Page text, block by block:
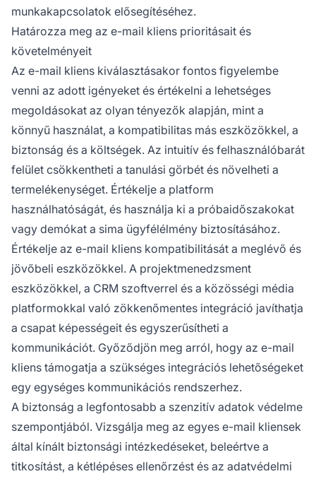
munkakapcsolatok elősegítéséhez.
Határozza meg az e-mail kliens prioritásait és
követelményeit
Az e-mail kliens kiválasztásakor fontos figyelembe
venni az adott igényeket és értékelni a lehetséges
megoldásokat az olyan tényezők alapján, mint a
könnyű használat, a kompatibilitas más eszközökkel, a
biztonság és a költségek. Az intuitív és felhasználóbarát
felület csökkentheti a tanulási görbét és növelheti a
termelékenységet. Értékelje a platform
használhatóságát, és használja ki a próbaidőszakokat
vagy demókat a sima ügyfélélmény biztosításához.
Értékelje az e-mail kliens kompatibilitását a meglévő és
jövőbeli eszközökkel. A projektmenedzsment
eszközökkel, a CRM szoftverrel és a közösségi média
platformokkal való zökkenőmentes integráció javíthatja
a csapat képességeit és egyszerűsítheti a
kommunikációt. Győződjön meg arról, hogy az e-mail
kliens támogatja a szükséges integrációs lehetőségeket
egy egységes kommunikációs rendszerhez.
A biztonság a legfontosabb a szenzitív adatok védelme
szempontjából. Vizsgálja meg az egyes e-mail kliensek
által kínált biztonsági intézkedéseket, beleértve a
titkosítást, a kétlépéses ellenőrzést és az adatvédelmi